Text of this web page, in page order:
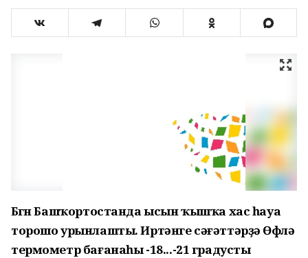
Бөгөн Башҡортостанда ысын ҡышҡа хас һауа
торошо урынлашты. Иртәнге сәғәттәрҙә Өфөлә
термометр бағанаһы -18...-21 градусты